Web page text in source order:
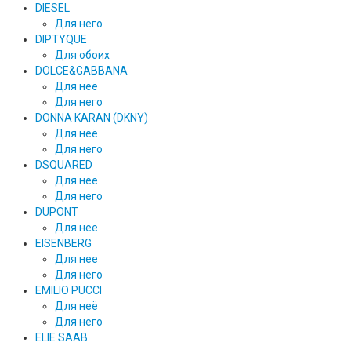
DIESEL
Для него
DIPTYQUE
Для обоих
DOLCE&GABBANA
Для неё
Для него
DONNA KARAN (DKNY)
Для неё
Для него
DSQUARED
Для нее
Для него
DUPONT
Для нее
EISENBERG
Для нее
Для него
EMILIO PUCCI
Для неё
Для него
ELIE SAAB